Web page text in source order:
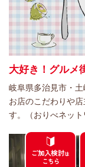
大好き！グルメ
岐阜県多治見市・
お店のこだわりや
す。（おりべネット